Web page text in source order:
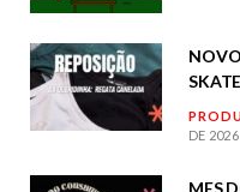
DE 2026
MES